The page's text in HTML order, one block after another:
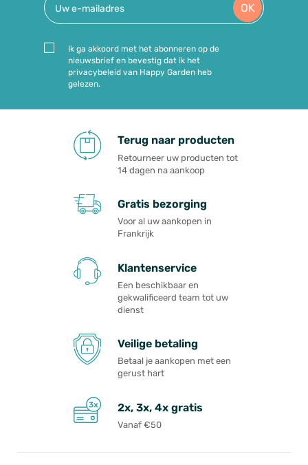
OK
Ik ga akkoord met het abonneren op de
nieuwsbrief en bevestig dat ik het
privacybeleid van Happy Garden heb
gelezen.
Terug naar producten
Retourneer uw producten tot
14 dagen na aankoop
Gratis bezorging
Voor al uw aankopen in
Frankrijk
Klantenservice
Een beschikbaar en
gekwalificeerd team tot uw
dienst
Veilige betaling
Betaal je aankopen met een
gerust hart
2x, 3x, 4x gratis
Vanaf €50